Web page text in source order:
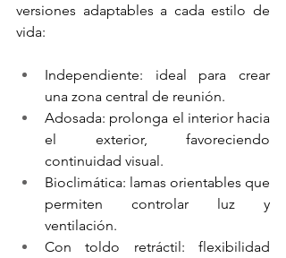
versiones adaptables a cada estilo de
vida:
Independiente: ideal para crear
una zona central de reunión.
Adosada: prolonga el interior hacia
el exterior, favoreciendo
continuidad visual.
Bioclimática: lamas orientables que
permiten controlar luz y
ventilación.
Con toldo retráctil: flexibilidad